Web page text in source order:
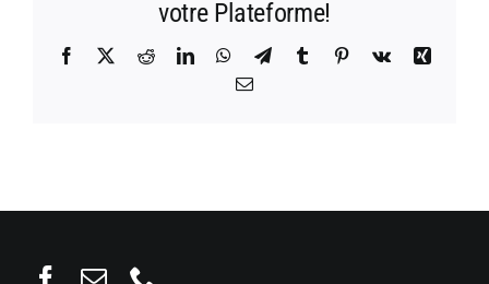
votre Plateforme!
Facebook RedditLinkedInWhatsApp
TelegramTumblr Pinterest
Vk
Xing
Email